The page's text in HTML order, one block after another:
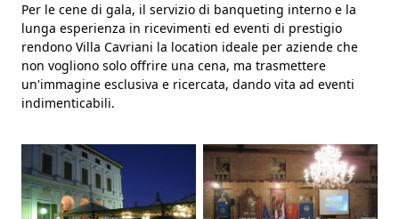
Per le cene di gala, il servizio di banqueting interno e la
lunga esperienza in ricevimenti ed eventi di prestigio
rendono Villa Cavriani la location ideale per aziende che
non vogliono solo offrire una cena, ma trasmettere
un'immagine esclusiva e ricercata, dando vita ad eventi
indimenticabili.